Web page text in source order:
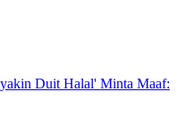
Duit Halal' Minta Maaf: